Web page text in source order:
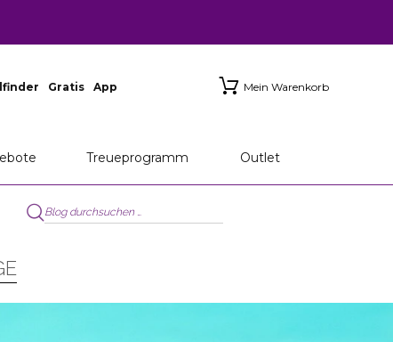
Gratis App Mein Warenkorb
Treueprogramm Outlet